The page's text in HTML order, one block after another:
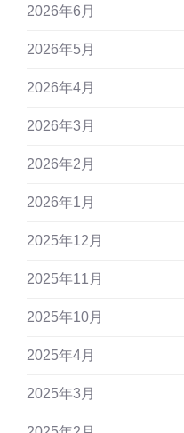
2026年6月
2026年5月
2026年4月
2026年3月
2026年2月
2026年1月
2025年12月
2025年11月
2025年10月
2025年4月
2025年3月